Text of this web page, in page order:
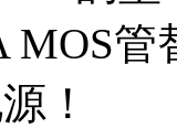
MOS
！